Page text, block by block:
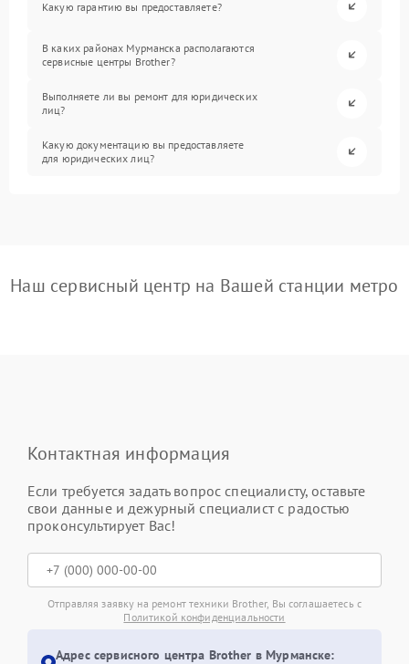
Какую гарантию вы предоставляете?
В каких районах Мурманска располагаются
сервисные центры Brother?
Выполняете ли вы ремонт для юридических
лиц?
Какую документацию вы предоставляете
для юридических лиц?
Наш сервисный центр на Вашей станции метро
Контактная информация
Если требуется задать вопрос специалисту, оставьте
свои данные и дежурный специалист с радостью
проконсультирует Вас!
Отправляя заявку на ремонт техники Brother, Вы соглашаетесь с
Политикой конфиденциальности
Адрес сервисного центра Brother в Мурманске: